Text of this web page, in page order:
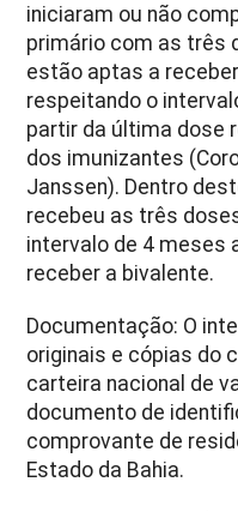
iniciaram ou não
primário com as três
estão aptas a
respeitando o
partir da última dose
dos imunizantes
Janssen). Dentro
recebeu as três
intervalo de 4 meses
receber a bivalente.
Documentação: O
originais e cópias do
carteira nacional de
documento de
comprovante de
Estado da Bahia.